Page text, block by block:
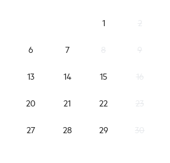
1
6 7
13 14 15
20 21 22
27 28 29